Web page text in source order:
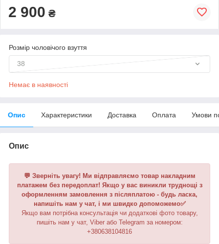
2 900 ₴
Розмір чоловічого взуття
38
Немає в наявності
Опис Характеристики Доставка Оплата Умови
Опис
💬 Зверніть увагу! Ми відправляємо товар накладним
платажем без передоплат! Якщо у вас виникли труднощі з
оформленням замовлення з післяплатою - будь ласка,
напишіть нам у чат, і ми швидко допоможемо✅
Якщо вам потрібна консультація чи додаткові фото товару,
пишіть нам у чат, Viber або Telegram за номером:
+380638104816